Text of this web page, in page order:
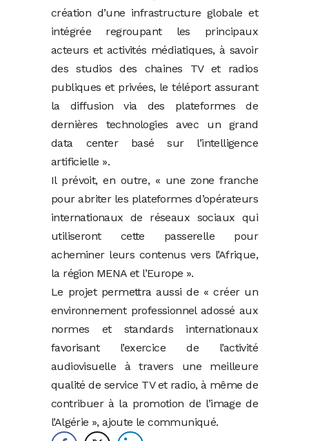
création d’une infrastructure globale et
intégrée regroupant les principaux
acteurs et activités médiatiques, à savoir
des studios des chaines TV et radios
publiques et privées, le téléport assurant
la diffusion via des plateformes de
dernières technologies avec un grand
data center basé sur l’intelligence
artificielle ».
Il prévoit, en outre, « une zone franche
pour abriter les plateformes d’opérateurs
internationaux de réseaux sociaux qui
utiliseront cette passerelle pour
acheminer leurs contenus vers l’Afrique,
la région MENA et l’Europe ».
Le projet permettra aussi de « créer un
environnement professionnel adossé aux
normes et standards internationaux
favorisant l’exercice de l’activité
audiovisuelle à travers une meilleure
qualité de service TV et radio, à même de
contribuer à la promotion de l’image de
l’Algérie », ajoute le communiqué.